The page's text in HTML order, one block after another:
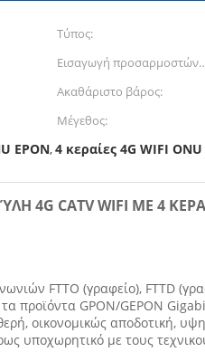
Τύπος:
Εισαγωγή προσαρμοστών
δύναμης:
Ακαθάριστο βάρος:
Μέγεθος:
EPON,4 κεραίες 4G WIFI ONU
4G CATV WIFI ΜΕ 4
FTTO (γραφείο), FTTD
προϊόντα GPON/GEPON
οικονομικώς αποδοτική,
υποχωρητικό με τους